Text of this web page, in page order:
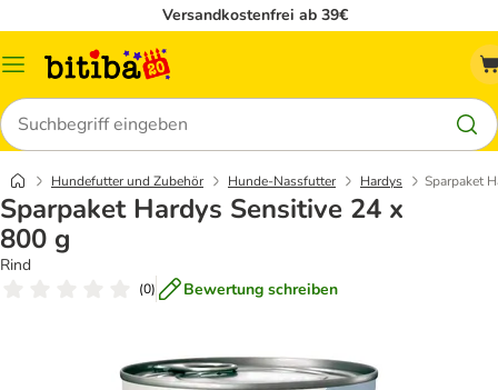
Versandkostenfrei ab 39€
Menü
Suchen
Hundefutter und Zubehör Hunde-Nassfutter Hardys Sparpaket
Sparpaket Hardys Sensitive 24 x
800 g
Rind
(0) Bewertung schreiben